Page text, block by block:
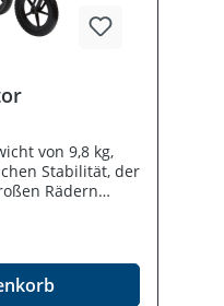
von 9,8 kg,
Stabilität, der
Rädern
für den
und verriegelbar